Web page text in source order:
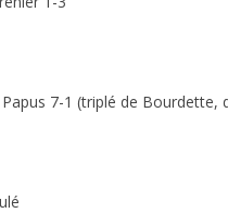
7-1 (triplé de Bourdette,